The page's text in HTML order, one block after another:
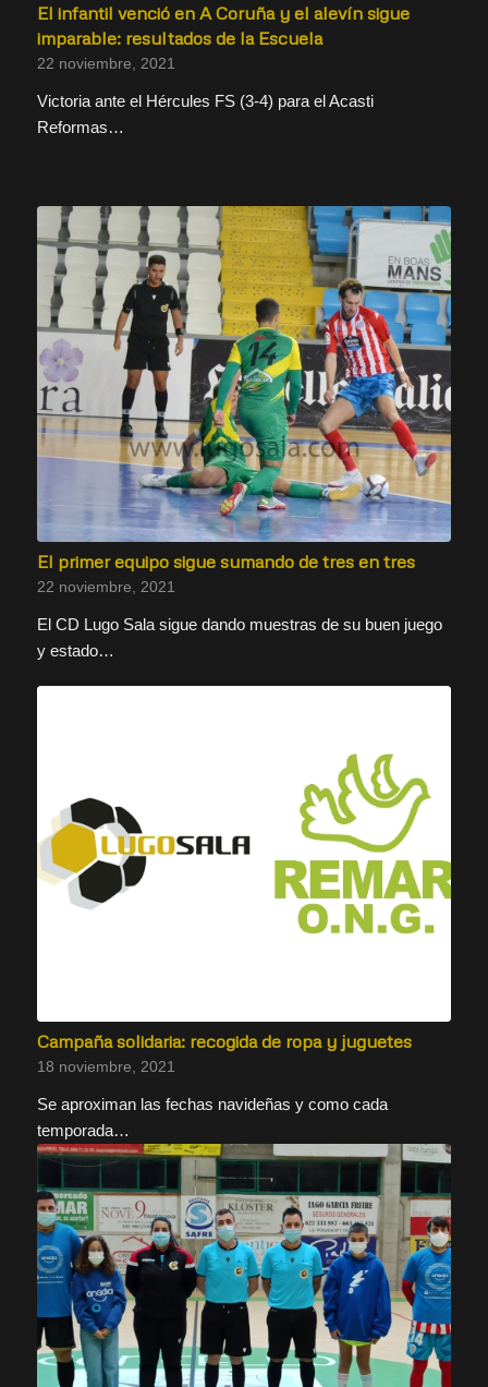
El infantil venció en A Coruña y el alevín sigue
imparable: resultados de la Escuela
22 noviembre, 2021
Victoria ante el Hércules FS (3-4) para el Acasti
Reformas…
El primer equipo sigue sumando de tres en tres
22 noviembre, 2021
El CD Lugo Sala sigue dando muestras de su buen juego
y estado…
Campaña solidaria: recogida de ropa y juguetes
18 noviembre, 2021
Se aproximan las fechas navideñas y como cada
temporada…